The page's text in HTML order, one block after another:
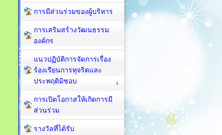
การมีส่วนร่วมของผู้บริหาร
การเสริมสร้างวัฒนธรรม
องค์กร
แนวปฏิบัติการจัดการเรื่อง
ร้องเรียนการทุจริตและ
ประพฤติมิชอบ
การเปิดโอกาสให้เกิดการมี
ส่วนร่วม
รางวัลที่ได้รับ